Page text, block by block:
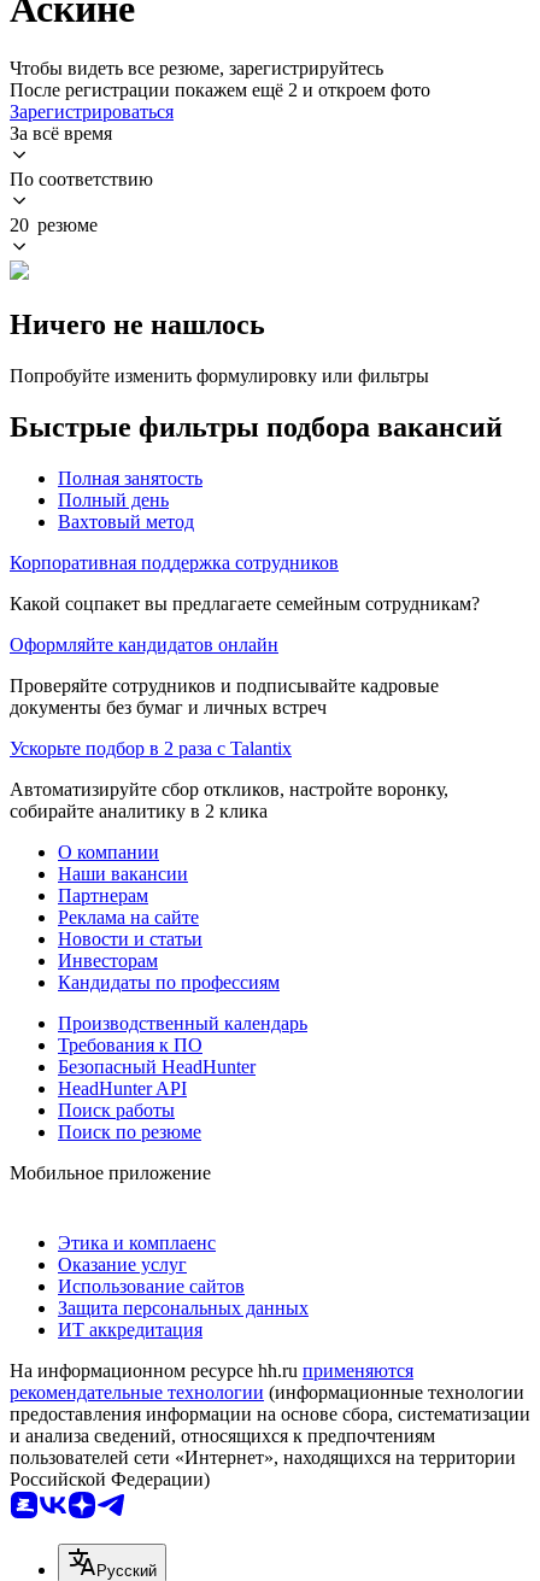
Аскине
Чтобы видеть все резюме, зарегистрируйтесь
После регистрации покажем ещё 2 и откроем фото
Зарегистрироваться
За всё время
По соответствию
20 резюме
Ничего не нашлось
Попробуйте изменить формулировку или фильтры
Быстрые фильтры подбора вакансий
Полная занятость
Полный день
Вахтовый метод
Корпоративная поддержка сотрудников
Какой соцпакет вы предлагаете семейным сотрудникам?
Оформляйте кандидатов онлайн
Проверяйте сотрудников и подписывайте кадровые
документы без бумаг и личных встреч
Ускорьте подбор в 2 раза с Talantix
Автоматизируйте сбор откликов, настройте воронку,
собирайте аналитику в 2 клика
О компании
Наши вакансии
Партнерам
Реклама на сайте
Новости и статьи
Инвесторам
Кандидаты по профессиям
Производственный календарь
Требования к ПО
Безопасный HeadHunter
HeadHunter API
Поиск работы
Поиск по резюме
Мобильное приложение
Этика и комплаенс
Оказание услуг
Использование сайтов
Защита персональных данных
ИТ аккредитация
На информационном ресурсе hh.ru применяются
рекомендательные технологии (информационные технологии
предоставления информации на основе сбора, систематизации
и анализа сведений, относящихся к предпочтениям
пользователей сети «Интернет», находящихся на территории
Российской Федерации)
Русский